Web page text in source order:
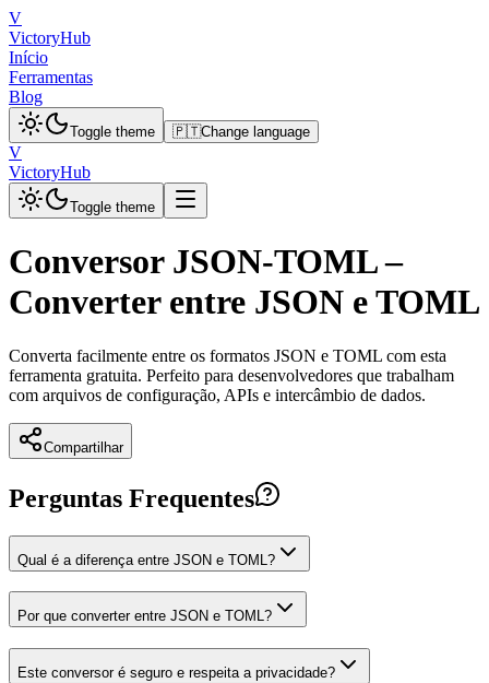
V
VictoryHub
Início
Ferramentas
Blog
Toggle theme 🇵🇹Change language
V
VictoryHub
Toggle theme
Conversor JSON-TOML –
Converter entre JSON e TOML
Converta facilmente entre os formatos JSON e TOML com esta
ferramenta gratuita. Perfeito para desenvolvedores que trabalham
com arquivos de configuração, APIs e intercâmbio de dados.
Compartilhar
Perguntas Frequentes
Qual é a diferença entre JSON e TOML?
Por que converter entre JSON e TOML?
Este conversor é seguro e respeita a privacidade?